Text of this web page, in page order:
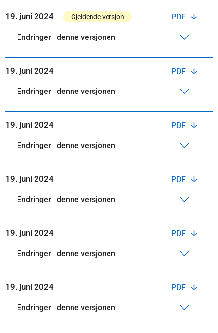
PDF
19. juni 2024 Gjeldende versjon
Endringer i denne versjonen
PDF
19. juni 2024
Endringer i denne versjonen
PDF
19. juni 2024
Endringer i denne versjonen
PDF
19. juni 2024
Endringer i denne versjonen
PDF
19. juni 2024
Endringer i denne versjonen
PDF
19. juni 2024
Endringer i denne versjonen